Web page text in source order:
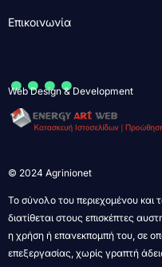
Επικοινωνία
....
Web Design & Development
© 2024 Agrinionet
Το σύνολο του περιεχομένου
διατίθεται στους επισκέπτες
η χρήση ή επανεκπομπή του, σε
επεξεργασίας, χωρίς γραπτή